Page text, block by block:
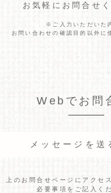
お気軽にお問合せく
※ご入力いただいた
お問い合わせの確認目的以外に
​Webでお問
メッセージを送
上のお問合せページにアクセ
必要事項をご記入く